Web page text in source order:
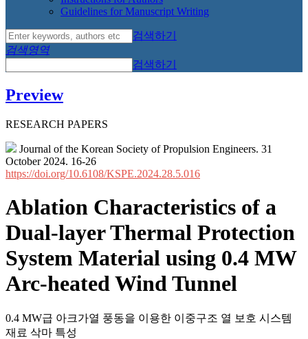
Guidelines for Manuscript Writing
검색하기
검색영역
검색하기
Preview
RESEARCH PAPERS
Journal of the Korean Society of Propulsion Engineers. 31
October 2024. 16-26
https://doi.org/10.6108/KSPE.2024.28.5.016
Ablation Characteristics of a
Dual-layer Thermal Protection
System Material using 0.4 MW
Arc-heated Wind Tunnel
0.4 MW급 아크가열 풍동을 이용한 이중구조 열 보호 시스템
재료 삭마 특성